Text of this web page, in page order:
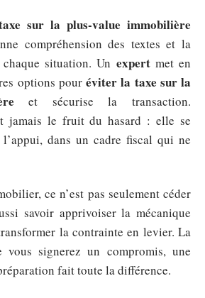
sur la plus-value immobilière
compréhension des textes et la
situation. Un expertmet en
options pouréviter la taxe sur la
et sécurise la transaction.
jamais le fruit du hasard : elle se
dans un cadre fiscal qui ne
ce n’est pas seulement céder
savoir apprivoiser la mécanique
la contrainte en levier. La
vous signerez un compromis, une
fait toute la différence.